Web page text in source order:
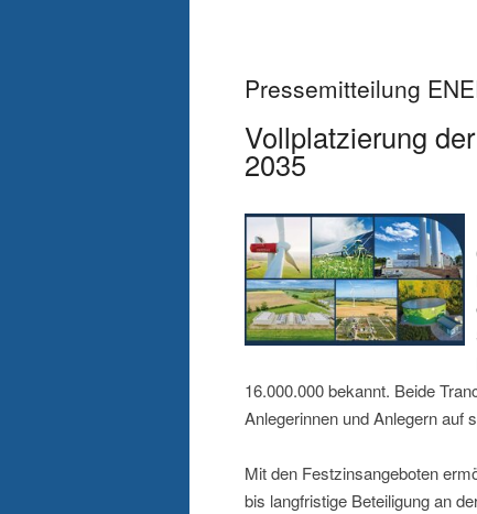
Pressemitteilung
Vollplatzierung
2035
16.000.000 bekannt. Beide
Anlegerinnen und Anlegern auf
Mit den Festzinsangeboten
bis langfristige Beteiligung an